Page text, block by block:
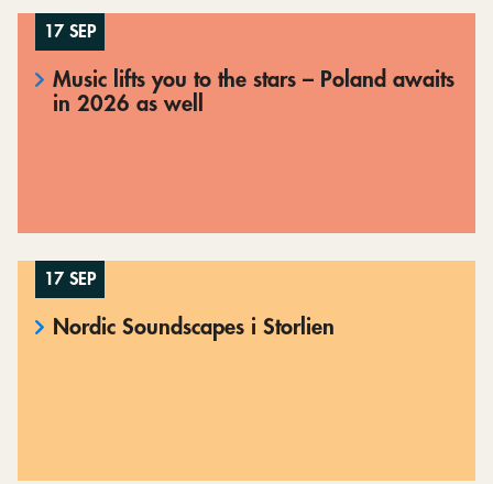
17 SEP
Music lifts you to the stars – Poland awaits
in 2026 as well
17 SEP
Nordic Soundscapes i Storlien